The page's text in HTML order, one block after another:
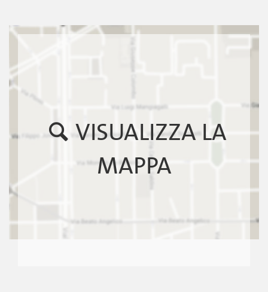
VISUALIZZA LA
MAPPA